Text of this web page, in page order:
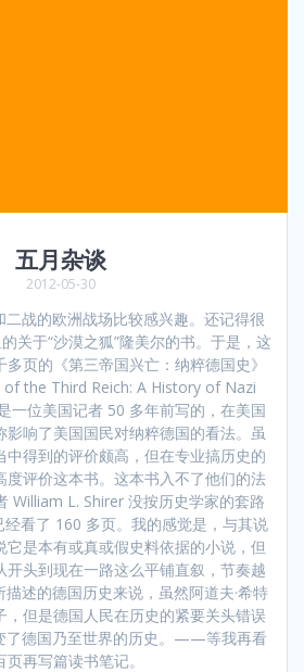
五月杂谈
2012-05-30
战的欧洲战场比较感兴趣。还记得很
关于“沙漠之狐”隆美尔的书。于是，这
页的《第三帝国兴亡：纳粹德国史》
of the Third Reich: A History of Nazi
一位美国记者 50 多年前写的，在美国
响了美国国民对纳粹德国的看法。虽
中得到的评价颇高，但在专业搞历史的
度评价这本书。这本书入不了他们的法
William L. Shirer 没按历史学家的套路
看了 160 多页。我的感觉是，与其说
是本有或真或假史料依据的小说，但
开头到现在一路这么平铺直叙，节奏越
述的德国历史来说，虽然阿道夫·希特
，但是德国人民在历史的紧要关头错误
了德国乃至世界的历史。——等我再看
页再写篇读书笔记。